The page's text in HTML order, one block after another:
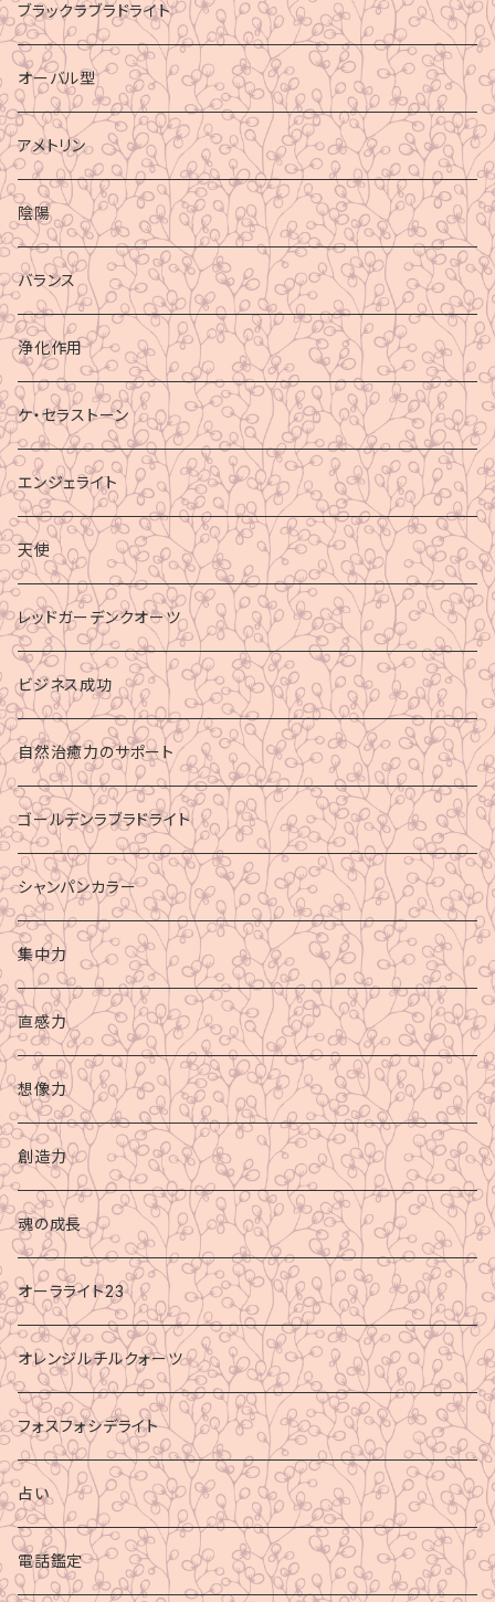
ブラックラブラドライト
オーバル型
アメトリン
陰陽
バランス
浄化作用
ケ・セラストーン
エンジェライト
天使
レッドガーデンクオーツ
ビジネス成功
自然治癒力のサポート
ゴールデンラブラドライト
シャンパンカラー
集中力
直感力
想像力
創造力
魂の成長
オーラライト23
オレンジルチルクォーツ
フォスフォシデライト
占い
電話鑑定